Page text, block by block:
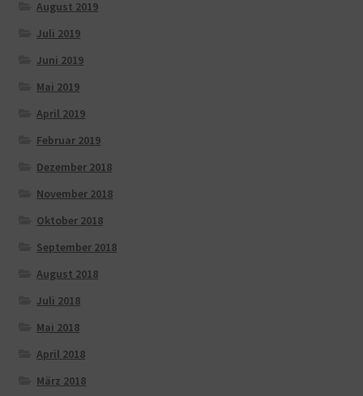
August 2019
Juli 2019
Juni 2019
Mai 2019
April 2019
Februar 2019
Dezember 2018
November 2018
Oktober 2018
September 2018
August 2018
Juli 2018
Mai 2018
April 2018
März 2018